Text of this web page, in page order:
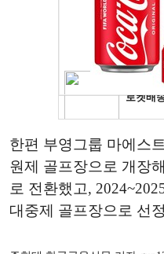
한편 부영그룹 마에스
원제 골프장으로 개장
로 전환했고,
대중제 골프장으로 선